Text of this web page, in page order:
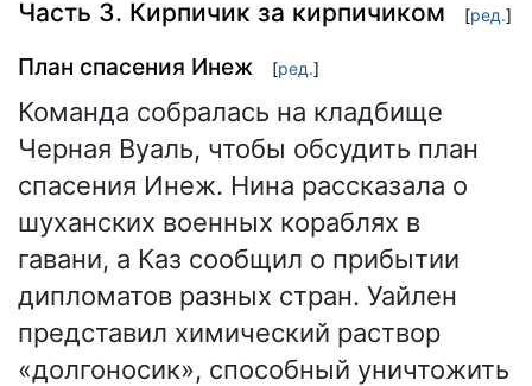
Часть 3. Кирпичик за кирпичиком [ред.]
План спасения Инеж [ред.]
Команда собралась на кладбище
Черная Вуаль, чтобы обсудить план
спасения Инеж. Нина рассказала о
шуханских военных кораблях в
гавани, а Каз сообщил о прибытии
дипломатов разных стран. Уайлен
представил химический раствор
«долгоносик», способный уничтожить